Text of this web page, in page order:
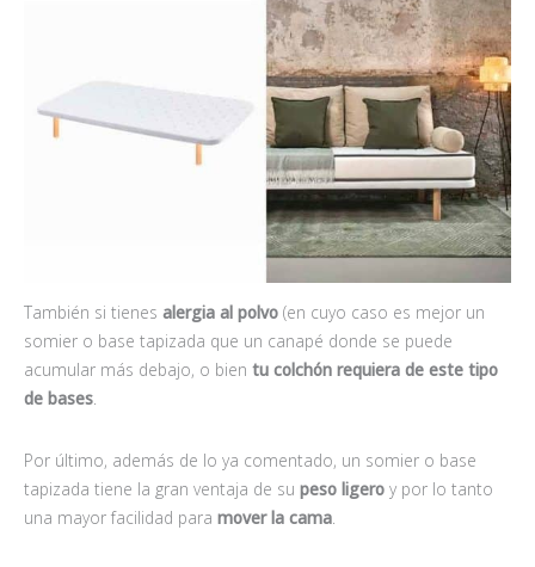
También si tienes alergia al polvo (en cuyo caso es mejor un
somier o base tapizada que un canapé donde se puede
acumular más debajo, o bien tu colchón requiera de este tipo
de bases.
Por último, además de lo ya comentado, un somier o base
tapizada tiene la gran ventaja de su peso ligero y por lo tanto
una mayor facilidad para mover la cama.